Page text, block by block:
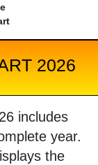
2026
includes
year.
the